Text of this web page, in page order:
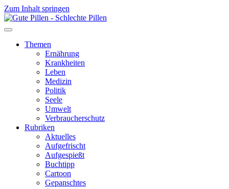
Zum Inhalt springen
Themen
Ernährung
Krankheiten
Leben
Medizin
Politik
Seele
Umwelt
Verbraucherschutz
Rubriken
Aktuelles
Aufgefrischt
Aufgespießt
Buchtipp
Cartoon
Gepanschtes